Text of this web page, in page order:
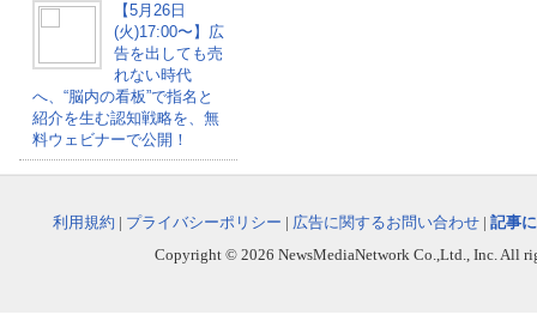
【5月26日
(火)17:00〜】広
告を出しても売
れない時代
へ、“脳内の看板”で指名と
紹介を生む認知戦略を、無
料ウェビナーで公開！
利用規約 | プライバシーポリシー | 広告に関するお問い合わせ | 記事
Copyright © 2026 NewsMediaNetwork Co.,Ltd., Inc. All